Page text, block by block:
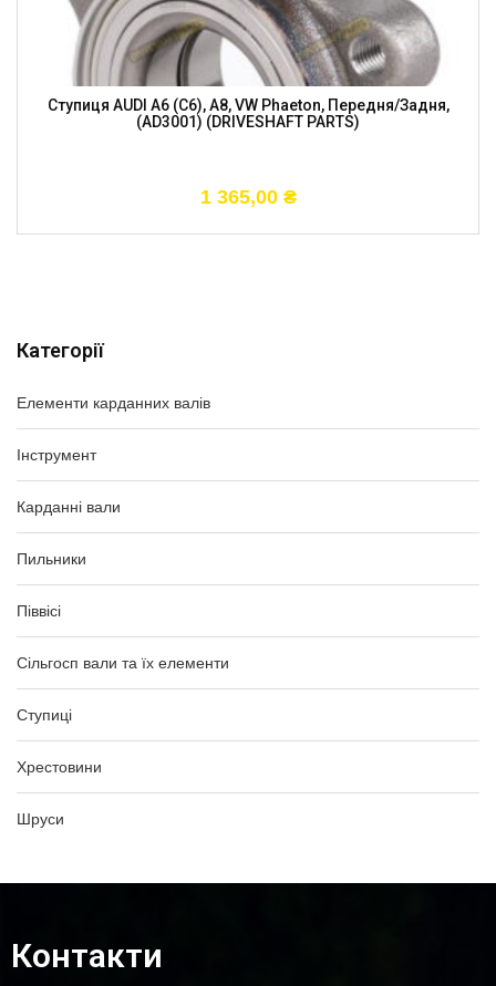
Категорії
Елементи карданних валів
Інструмент
Карданні вали
Пильники
Піввісі
Сільгосп вали та їх елементи
Ступиці
Хрестовини
Шруси
Ступиця AUDI A6 (C6), A8, VW Phaeton, Передня/задня,
(AD3001) (DRIVESHAFT PARTS)
1 365,00 ₴
Контакти